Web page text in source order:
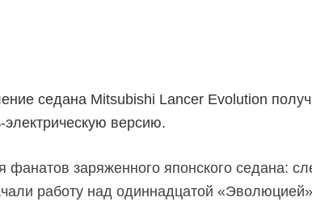
седана Mitsubishi Lancer Evolution
электрическую версию.
фанатов заряженного японского седана:
работу над одиннадцатой